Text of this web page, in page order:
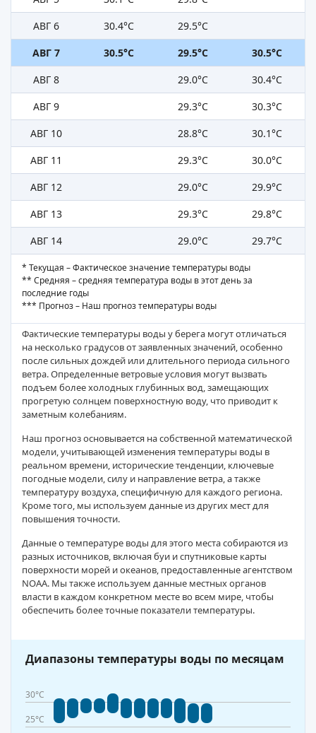
АВГ 6
30.4°C
29.5°C
АВГ 7
30.5°C 29.5°C
30.5°C
АВГ 8
29.0°C
30.4°C
АВГ 9
29.3°C
30.3°C
АВГ 10
28.8°C
30.1°C
АВГ 11
29.3°C
30.0°C
АВГ 12
29.0°C
29.9°C
АВГ 13
29.3°C
29.8°C
АВГ 14
29.0°C 29.7°C
* Текущая – Фактическое значение температуры воды
** Средняя – средняя температура воды в этот день за
последние годы
*** Прогноз – Наш прогноз температуры воды
Фактические температуры воды у берега могут отличаться
на несколько градусов от заявленных значений, особенно
после сильных дождей или длительного периода сильного
ветра. Определенные ветровые условия могут вызвать
подъем более холодных глубинных вод, замещающих
прогретую солнцем поверхностную воду, что приводит к
заметным колебаниям.
Наш прогноз основывается на собственной математической
модели, учитывающей изменения температуры воды в
реальном времени, исторические тенденции, ключевые
погодные модели, силу и направление ветра, а также
температуру воздуха, специфичную для каждого региона.
Кроме того, мы используем данные из других мест для
повышения точности.
Данные о температуре воды для этого места собираются из
разных источников, включая буи и спутниковые карты
поверхности морей и океанов, предоставленные агентством
NOAA. Мы также используем данные местных органов
власти в каждом конкретном месте во всем мире, чтобы
обеспечить более точные показатели температуры.
Диапазоны температуры воды по месяцам
30°C
25°C